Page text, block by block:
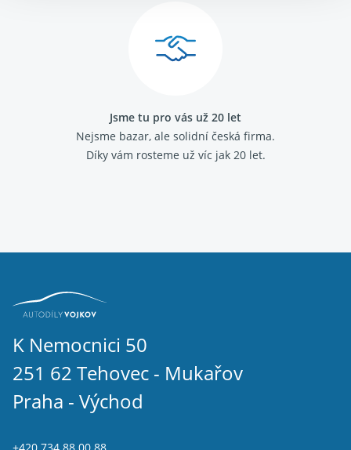
Jsme tu pro vás už 20 let
Nejsme bazar, ale solidní česká firma.
Díky vám rosteme už víc jak 20 let.
K Nemocnici 50
251 62 Tehovec - Mukařov
Praha - Východ